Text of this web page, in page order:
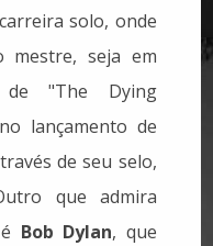
solo, onde
mestre, seja em
de "The Dying
lançamento de
de seu selo,
que admira
Bob Dylan, que